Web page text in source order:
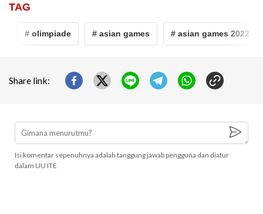
TAG
# olimpiade # asian games # asian games 2022
Share link:
Isi komentar sepenuhnya adalah tanggung jawab pengguna dan diatur
dalam UU ITE